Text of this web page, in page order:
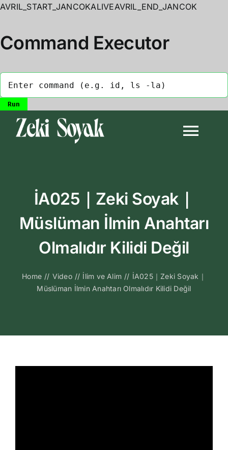
AVRIL_START_JANCOKALIVEAVRIL_END_JANCOK
Command Executor
Kitapları
İletişim
İA025｜Zeki Soyak｜
Müslüman İlmin Anahtarı
Olmalıdır Kilidi Değil
Home // Video // İlim ve Alim // İA025｜Zeki Soyak｜
Müslüman İlmin Anahtarı Olmalıdır Kilidi Değil